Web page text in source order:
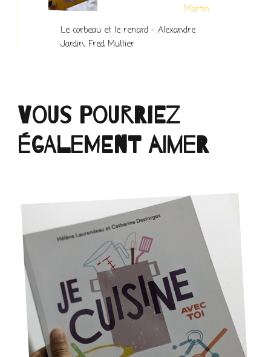
Le corbeau et le renard – Alexandre
Jardin, Fred Multier
Vous pourriez
également aimer